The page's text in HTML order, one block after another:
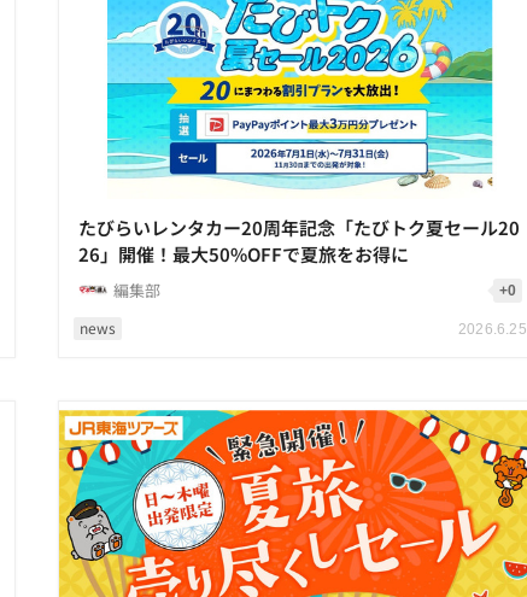
news 2026.6.25
たびらいレンタカー20周年記念「たびトク夏セール20
26」開催！最大50%OFFで夏旅をお得に
編集部 +0